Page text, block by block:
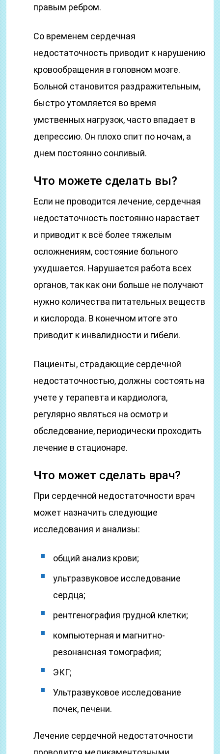
правым ребром.
Со временем сердечная
недостаточность приводит к нарушению
кровообращения в головном мозге.
Больной становится раздражительным,
быстро утомляется во время
умственных нагрузок, часто впадает в
депрессию. Он плохо спит по ночам, а
днем постоянно сонливый.
Что можете сделать вы?
Если не проводится лечение, сердечная
недостаточность постоянно нарастает
и приводит к всё более тяжелым
осложнениям, состояние больного
ухудшается. Нарушается работа всех
органов, так как они больше не получают
нужно количества питательных веществ
и кислорода. В конечном итоге это
приводит к инвалидности и гибели.
Пациенты, страдающие сердечной
недостаточностью, должны состоять на
учете у терапевта и кардиолога,
регулярно являться на осмотр и
обследование, периодически проходить
лечение в стационаре.
Что может сделать врач?
При сердечной недостаточности врач
может назначить следующие
исследования и анализы:
общий анализ крови;
ультразвуковое исследование
сердца;
рентгенография грудной клетки;
компьютерная и магнитно-
резонансная томография;
ЭКГ;
Ультразвуковое исследование
почек, печени.
Лечение сердечной недостаточности